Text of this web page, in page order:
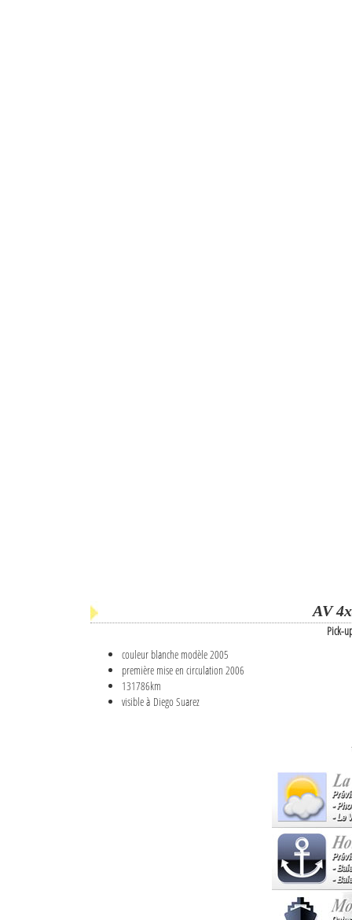
AV
Pick-
couleur blanche modèle 2005
première mise en circulation 2006
131786km
visible à Diego Suarez